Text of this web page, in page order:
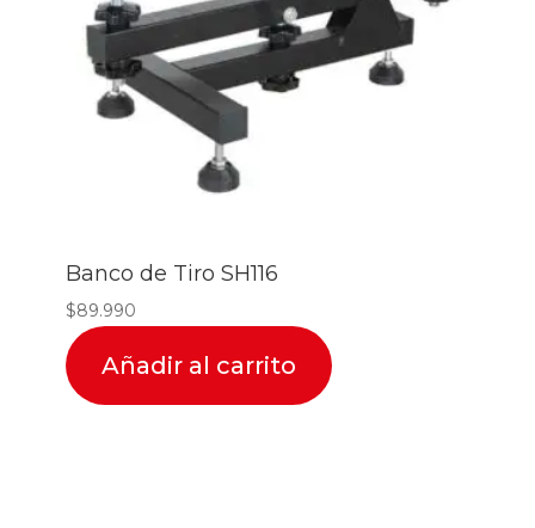
Banco de Tiro SH116
$89.990
Añadir al carrito